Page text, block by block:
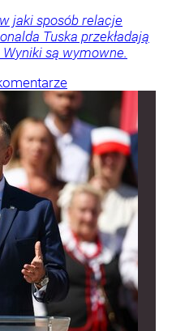
jaki sposób relacje
Tuska przekładają
są wymowne.